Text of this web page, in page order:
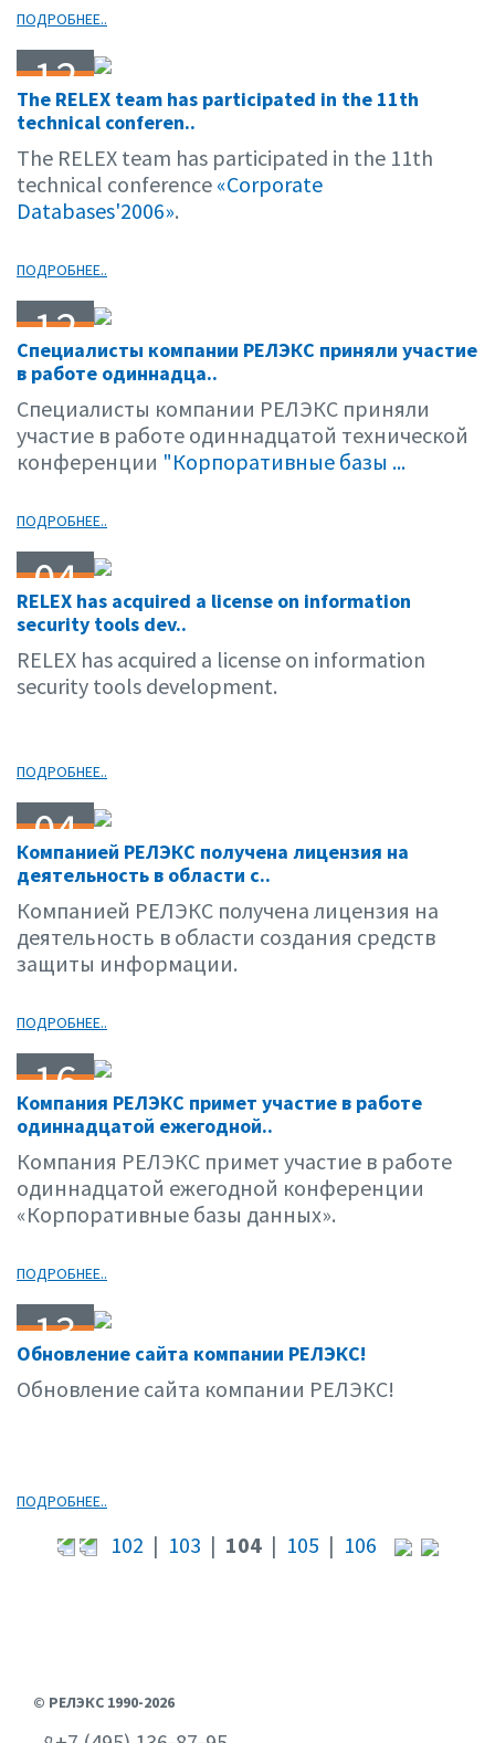
ПОДРОБНЕЕ..
12
04.06
The RELEX team has participated in the 11th
technical conferen..
The RELEX team has participated in the 11th
technical conference «Corporate
Databases'2006».
ПОДРОБНЕЕ..
12
04.06
Специалисты компании РЕЛЭКС приняли участие
в работе одиннадца..
Специалисты компании РЕЛЭКС приняли
участие в работе одиннадцатой технической
конференции "Корпоративные базы ...
ПОДРОБНЕЕ..
04
04.06
RELEX has acquired a license on information
security tools dev..
RELEX has acquired a license on information
security tools development.
ПОДРОБНЕЕ..
04
04.06
Компанией РЕЛЭКС получена лицензия на
деятельность в области с..
Компанией РЕЛЭКС получена лицензия на
деятельность в области создания средств
защиты информации.
ПОДРОБНЕЕ..
16
03.06
Компания РЕЛЭКС примет участие в работе
одиннадцатой ежегодной..
Компания РЕЛЭКС примет участие в работе
одиннадцатой ежегодной конференции
«Корпоративные базы данных».
ПОДРОБНЕЕ..
13
02.06
Обновление сайта компании РЕЛЭКС!
Обновление сайта компании РЕЛЭКС!
ПОДРОБНЕЕ..
102 | 103 | 104| 105 | 106
© РЕЛЭКС 1990-2026